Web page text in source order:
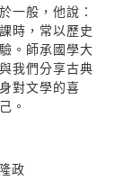
一般，他說：
時，常以歷史
。師承國學大
我們分享古典
對文學的喜
。
政